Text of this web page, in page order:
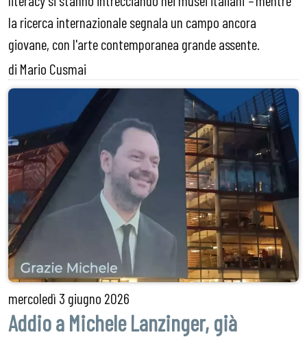
la ricerca internazionale segnala un campo ancora
giovane, con l'arte contemporanea grande assente.
di Mario Cusmai
mercoledì 3 giugno 2026
Addio a Michele Lanzinger, già